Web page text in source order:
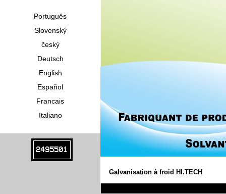
Português
Slovenský
český
Deutsch
English
Español
Francais
Italiano
2495501
Galvanisation à froid HI.TECH